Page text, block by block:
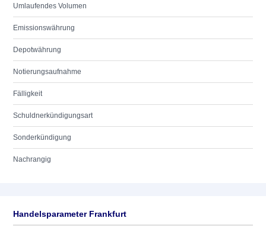
Umlaufendes Volumen
Emissionswährung
Depotwährung
Notierungsaufnahme
Fälligkeit
Schuldnerkündigungsart
Sonderkündigung
Nachrangig
Handelsparameter Frankfurt